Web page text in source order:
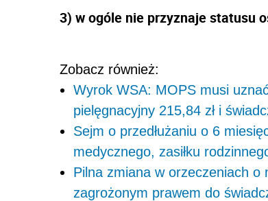
3) w ogóle nie przyznaje statusu
Zobacz również:
Wyrok WSA: MOPS musi
pielęgnacyjny 215,84 zł i
Sejm o przedłużaniu o 6
medycznego, zasiłku
Pilna zmiana w orzeczeniach o
zagrożonym prawem do